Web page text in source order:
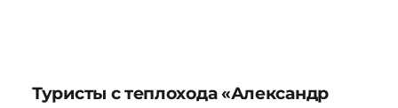
Туристы с теплохода «Александр